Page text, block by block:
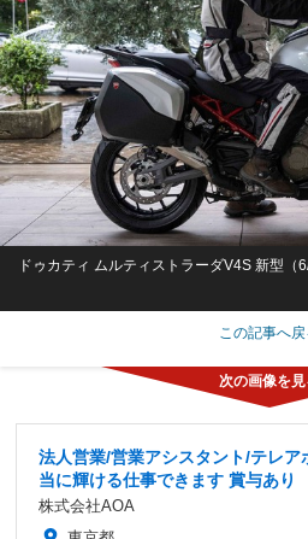
ドゥカティ ムルティストラーダV4S 新型（6/
この記事へ戻
法人営業/営業アシスタント/テレ
当に輝ける仕事できます 賞与あり
株式会社AOA